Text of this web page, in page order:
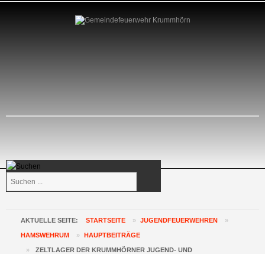
AKTUELLE SEITE: STARTSEITE » JUGENDFEUERWEHREN »
HAMSWEHRUM » HAUPTBEITRÄGE
» ZELTLAGER DER KRUMMHÖRNER JUGEND- UND